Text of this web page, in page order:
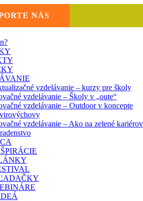
NÁS
vzdelávanie – kurzy pre školy
vzdelávanie – Školy v „oute“
vzdelávanie – Outdoor v koncepte
vzdelávanie – Ako na zelené